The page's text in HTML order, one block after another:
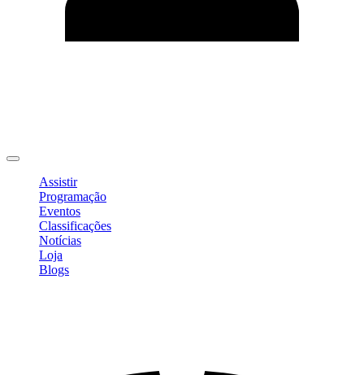
Assistir
Programação
Eventos
Classificações
Notícias
Loja
Blogs